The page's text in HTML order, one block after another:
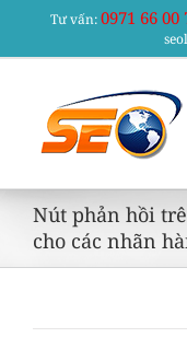
content
Tư vấn:0971 66 00
Nút phản hồi
cho các nhãn